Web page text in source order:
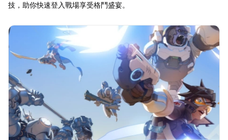
技，助你快速登入戰場享受格鬥盛宴。